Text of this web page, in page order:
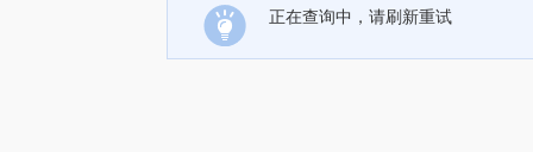
正在查询中，请刷新重试